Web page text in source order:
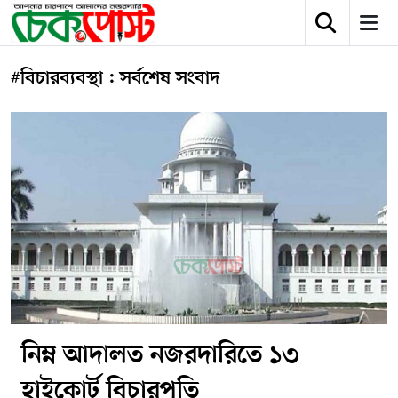
#বিচারব্যবস্থা : সর্বশেষ সংবাদ
নিম্ন আদালত নজরদারিতে ১৩
হাইকোর্ট বিচারপতি